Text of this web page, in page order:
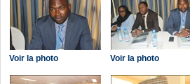
Voir la photo Voir la photo